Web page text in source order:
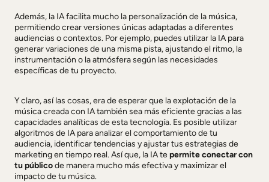
Además, la IA facilita mucho la personalización de la música,
permitiendo crear versiones únicas adaptadas a diferentes
audiencias o contextos. Por ejemplo, puedes utilizar la IA para
generar variaciones de una misma pista, ajustando el ritmo, la
instrumentación o la atmósfera según las necesidades
específicas de tu proyecto.
Y claro, así las cosas, era de esperar que la explotación de la
música creada con IA también sea más eficiente gracias a las
capacidades analíticas de esta tecnología. Es posible utilizar
algoritmos de IA para analizar el comportamiento de tu
audiencia, identificar tendencias y ajustar tus estrategias de
marketing en tiempo real. Así que, la IA tepermite conectar con
tu públicode manera mucho más efectiva y maximizar el
impacto de tu música.